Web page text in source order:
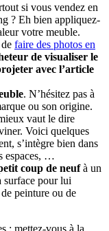
si vous vendez en
? Eh bien appliquez-
votre meuble.
faire des photos en
de visualiser le
avec l’article
. N’hésitez pas à
ou son origine.
vaut le dire
Voici quelques
s’intègre bien dans
espaces, …
coup de neufà un
surface pour lui
peinture ou de
: mettez-vous à la